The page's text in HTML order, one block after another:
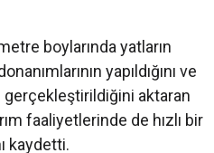
boylarında yatların
yapıldığını ve
aktaran
faaliyetlerinde de hızlı bir
kaydetti.